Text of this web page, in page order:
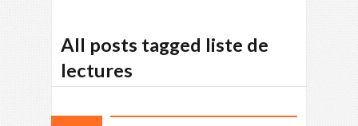
All posts tagged liste de
lectures